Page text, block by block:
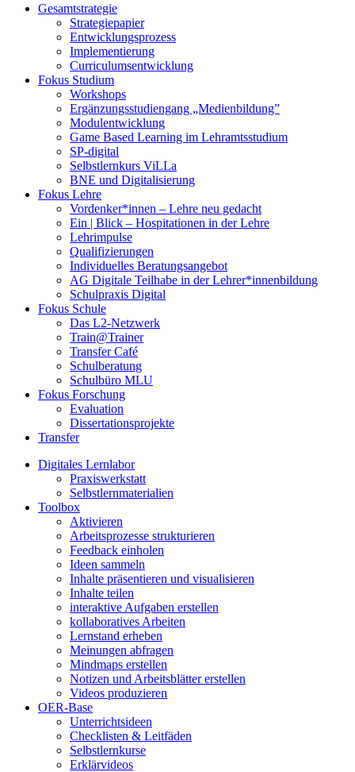
Gesamtstrategie
Strategiepapier
Entwicklungsprozess
Implementierung
Curriculumsentwicklung
Fokus Studium
Workshops
Ergänzungsstudiengang „Medienbildung”
Modulentwicklung
Game Based Learning im Lehramtsstudium
SP-digital
Selbstlernkurs ViLLa
BNE und Digitalisierung
Fokus Lehre
Vordenker*innen – Lehre neu gedacht
Ein | Blick – Hospitationen in der Lehre
Lehrimpulse
Qualifizierungen
Individuelles Beratungsangebot
AG Digitale Teilhabe in der Lehrer*innenbildung
Schulpraxis Digital
Fokus Schule
Das L2-Netzwerk
Train@Trainer
Transfer Café
Schulberatung
Schulbüro MLU
Fokus Forschung
Evaluation
Dissertationsprojekte
Transfer
Digitales Lernlabor
Praxiswerkstatt
Selbstlernmaterialien
Toolbox
Aktivieren
Arbeitsprozesse strukturieren
Feedback einholen
Ideen sammeln
Inhalte präsentieren und visualisieren
Inhalte teilen
interaktive Aufgaben erstellen
kollaboratives Arbeiten
Lernstand erheben
Meinungen abfragen
Mindmaps erstellen
Notizen und Arbeitsblätter erstellen
Videos produzieren
OER-Base
Unterrichtsideen
Checklisten & Leitfäden
Selbstlernkurse
Erklärvideos